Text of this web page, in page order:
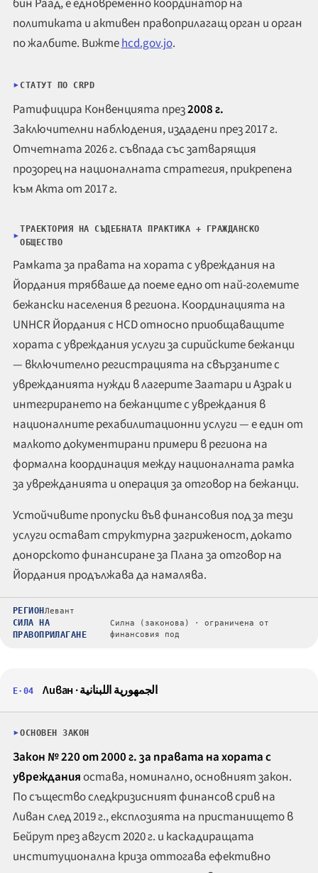
бин Раад, е едновременно координатор на
политиката и активен правоприлагащ орган и орган
по жалбите. Вижтеhcd.gov.jo.
СТАТУТ ПО CRPD
Ратифицира Конвенцията през2008 г.
Заключителни наблюдения, издадени през 2017 г.
Отчетната 2026 г. съвпада със затварящия
прозорец на националната стратегия, прикрепена
към Акта от 2017 г.
ТРАЕКТОРИЯ НА СЪДЕБНАТА ПРАКТИКА + ГРАЖДАНСКО
ОБЩЕСТВО
Рамката за правата на хората с увреждания на
Йордания трябваше да поеме едно от най-големите
бежански населения в региона. Координацията на
UNHCR Йордания с HCD относно приобщаващите
хората с увреждания услуги за сирийските бежанци
— включително регистрацията на свързаните с
уврежданията нужди в лагерите Заатари и Азрак и
интегрирането на бежанците с увреждания в
националните рехабилитационни услуги — е един от
малкото документирани примери в региона на
формална координация между националната рамка
за уврежданията и операция за отговор на бежанци.
Устойчивите пропуски във финансовия под за тези
услуги остават структурна загриженост, докато
донорското финансиране за Плана за отговор на
Йордания продължава да намалява.
РЕГИОН Левант
СИЛА НА
ПРАВОПРИЛАГАНЕ
Силна (законова) · ограничена от
финансовия под
E·04 Ливан ·الجمهورية اللبنانية
ОСНОВЕН ЗАКОН
Закон № 220 от 2000 г. за правата на хората с
уврежданияостава, номинално, основният закон.
По същество следкризисният финансов срив на
Ливан след 2019 г., експлозията на пристанището в
Бейрут през август 2020 г. и каскадиращата
институционална криза оттогава ефективно